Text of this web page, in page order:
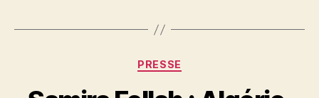
Catégories
PRESSE